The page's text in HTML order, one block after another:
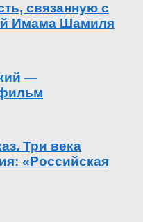
связанную с
Имама Шамиля
—
Три века
«Российская